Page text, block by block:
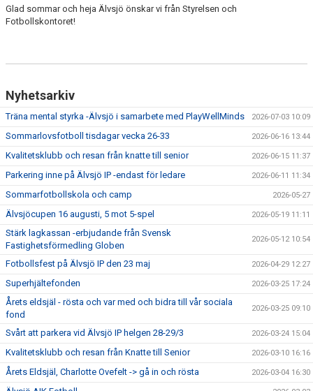
Glad sommar och heja Älvsjö önskar vi från Styrelsen och
Fotbollskontoret!
Nyhetsarkiv
Träna mental styrka -Älvsjö i samarbete med PlayWellMinds 2026-07-03 10:09
Sommarlovsfotboll tisdagar vecka 26-33 2026-06-16 13:44
Kvalitetsklubb och resan från knatte till senior 2026-06-15 11:37
Parkering inne på Älvsjö IP -endast för ledare 2026-06-11 11:34
Sommarfotbollskola och camp 2026-05-27
Älvsjöcupen 16 augusti, 5 mot 5-spel 2026-05-19 11:11
Stärk lagkassan -erbjudande från Svensk
Fastighetsförmedling Globen
2026-05-12 10:54
Fotbollsfest på Älvsjö IP den 23 maj 2026-04-29 12:27
Superhjältefonden 2026-03-25 17:24
Årets eldsjäl - rösta och var med och bidra till vår sociala
fond
2026-03-25 09:10
Svårt att parkera vid Älvsjö IP helgen 28-29/3 2026-03-24 15:04
Kvalitetsklubb och resan från Knatte till Senior 2026-03-10 16:16
Årets Eldsjäl, Charlotte Ovefelt -> gå in och rösta 2026-03-04 16:30